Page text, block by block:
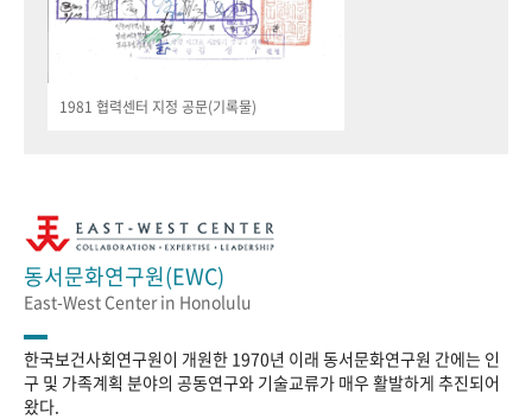
1981 협력센터 지정 공문(기록물)
동서문화연구원(EWC)
East-West Center in Honolulu
한국보건사회연구원이 개원한 1970년 이래 동서문화연구원 간에는 인
구 및 가족계획 분야의 공동연구와 기술교류가 매우 활발하게 추진되어
왔다.